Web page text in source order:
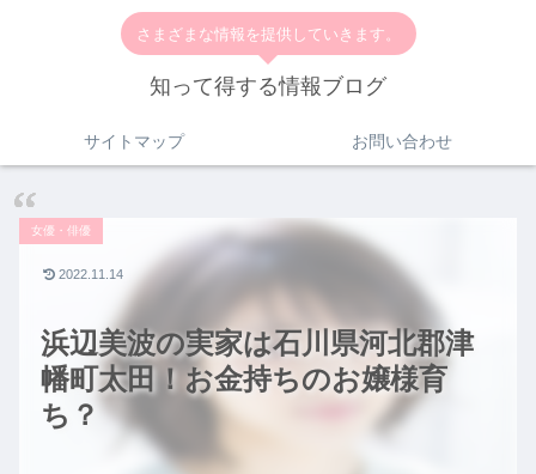
さまざまな情報を提供していきます。
知って得する情報ブログ
サイトマップ お問い合わせ
浜辺美波の実家は石川県河北郡津
幡町太田！お金持ちのお嬢様育
ち？
女優・俳優
2022.11.14